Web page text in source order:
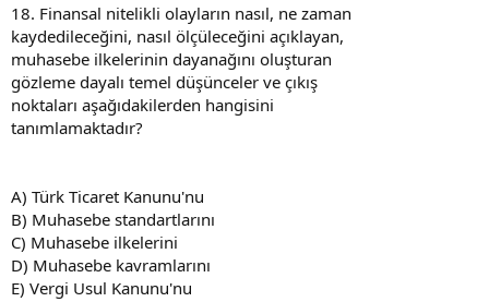
18. Finansal nitelikli olayların nasıl, ne zaman
kaydedileceğini, nasıl ölçüleceğini açıklayan,
muhasebe ilkelerinin dayanağını oluşturan
gözleme dayalı temel düşünceler ve çıkış
noktaları aşağıdakilerden hangisini
tanımlamaktadır?
A) Türk Ticaret Kanunu'nu
B) Muhasebe standartlarını
C) Muhasebe ilkelerini
D) Muhasebe kavramlarını
E) Vergi Usul Kanunu'nu